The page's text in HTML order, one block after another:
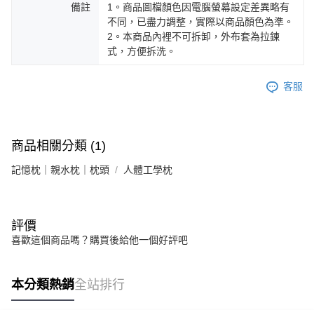
備註
1。商品圖檔顏色因電腦螢幕設定差異略有
不同，已盡力調整，實際以商品顏色為準。
2。本商品內裡不可拆卸，外布套為拉鍊
式，方便拆洗。
客服
商品相關分類 (1)
記憶枕｜親水枕｜枕頭 人體工學枕
評價
喜歡這個商品嗎？購買後給他一個好評吧
本分類熱銷全站排行